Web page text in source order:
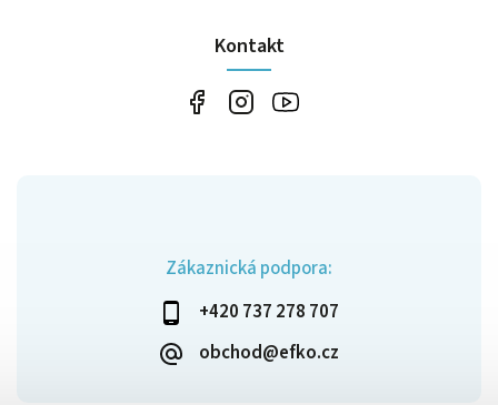
Zákaznická podpora:
+420 737 278 707
obchod@efko.cz
Kontakt